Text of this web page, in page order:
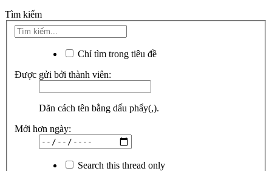
Tìm kiếm
Chỉ tìm trong tiêu đề
Được gửi bởi thành viên:
Dãn cách tên bằng dấu phẩy(,).
Mới hơn ngày:
Search this thread only